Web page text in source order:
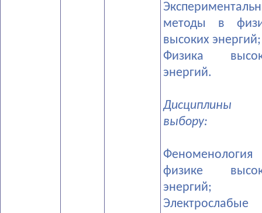
методы в
высоких энергий;
­Физика
энергий.
Дисциплины
выбору:
физике
энергий;
­Электрослабые